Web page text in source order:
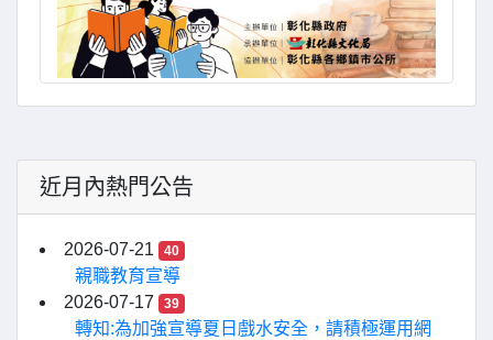
近月內熱門公告
2026-07-21 40
親職教育宣導
2026-07-17
39
轉知:為加強宣導夏日戲水安全，請積極運用網